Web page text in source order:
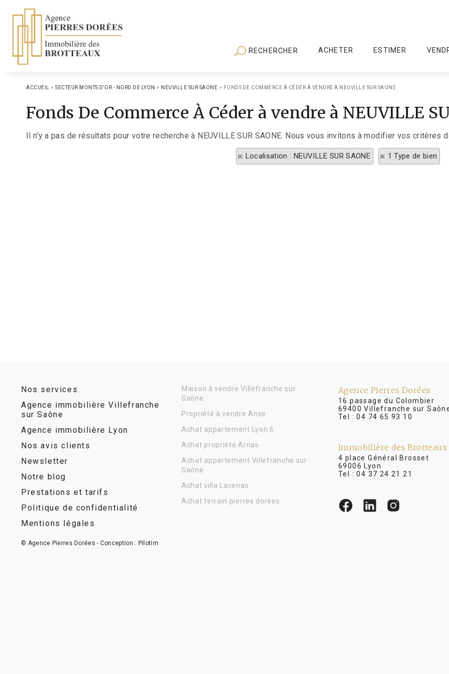
RECHERCHER ACHETER ESTIMER
ACCUEIL > SECTEUR MONTS D'OR - NORD DE LYON > NEUVILLE SUR SAONE > FONDS DE COMMERCE À CÉDER À VENDRE À NEUVILLE SUR SAONE
Fonds De Commerce À Céder à vendre à NEUVILLE
Il n'y a pas de résultats pour votre recherche à NEUVILLE SUR SAONE. Nous vous invitons à modifier vos critères
Localisation : NEUVILLE SUR SAONE 1 Type de bien
Nos services
Agence immobilière Villefranche
sur Saône
Agence immobilière Lyon
Nos avis clients
Newsletter
Notre blog
Prestations et tarifs
Politique de confidentialité
Mentions légales
Maison à vendre Villefranche sur
Saône
Propriété à vendre Anse
Achat appartement Lyon 6
Achat propriété Arnas
Achat appartement Villefranche sur
Saône
Achat villa Lacenas
Achat terrain pierres dorées
Agence Pierres Dorées
16 passage du Colombier
69400 Villefranche sur
Tel :04 74 65 93 10
Immobilière des Brotteaux
4 place Général
69006 Lyon
Tel :04 37 24 21 21
© Agence Pierres Dorées - Conception : Pilotim